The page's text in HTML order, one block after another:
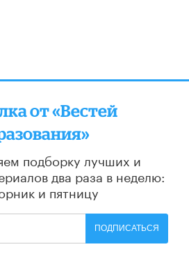
от «Вестей
подборку лучших и
два раза в неделю:
и пятницу
ПОДПИСАТЬСЯ